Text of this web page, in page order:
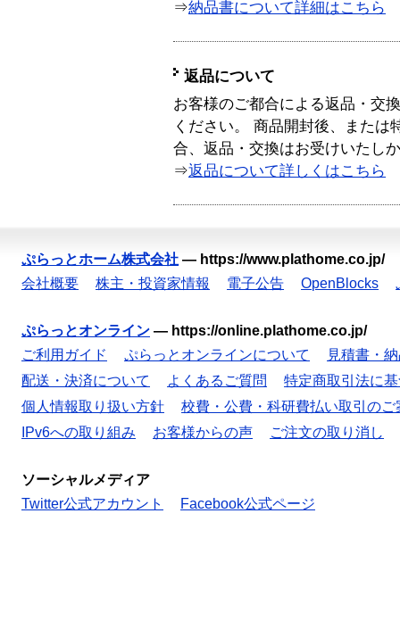
⇒納品書について詳細はこちら
返品について
お客様のご都合による返品・交
ください。 商品開封後、または
合、返品・交換はお受けいたし
⇒返品について詳しくはこちら
ぷらっとホーム株式会社 — https://www.plathome.co.jp/
会社概要
株主・投資家情報 電子公告 OpenBlocks
ぷらっとオンライン — https://online.plathome.co.jp/
ご利用ガイド
ぷらっとオンラインについて
見積書・
配送・決済について
よくあるご質問
特定商取引法に
個人情報取り扱い方針
校費・公費・科研費払い取引のご
IPv6への取り組み
お客様からの声 ご注文の取り消し
ソーシャルメディア
Twitter公式アカウント
Facebook公式ページ